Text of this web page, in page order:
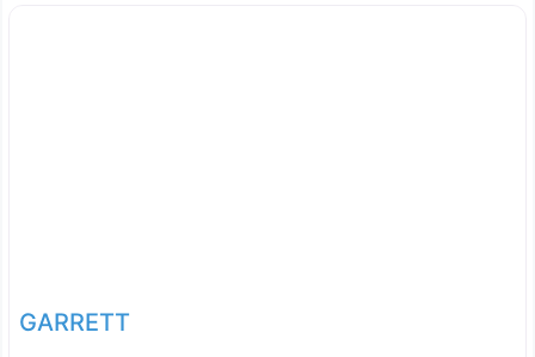
GARRETT